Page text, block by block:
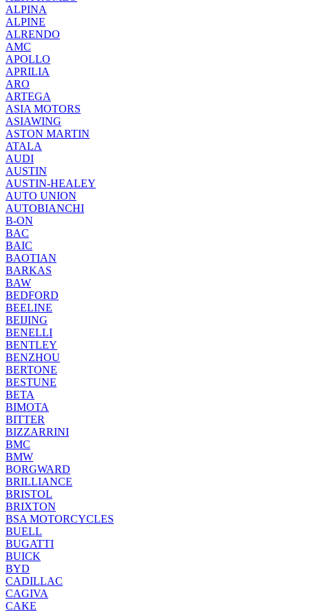
ALPINA
ALPINE
ALRENDO
AMC
APOLLO
APRILIA
ARO
ARTEGA
ASIA MOTORS
ASIAWING
ASTON MARTIN
ATALA
AUDI
AUSTIN
AUSTIN-HEALEY
AUTO UNION
AUTOBIANCHI
B-ON
BAC
BAIC
BAOTIAN
BARKAS
BAW
BEDFORD
BEELINE
BEIJING
BENELLI
BENTLEY
BENZHOU
BERTONE
BESTUNE
BETA
BIMOTA
BITTER
BIZZARRINI
BMC
BMW
BORGWARD
BRILLIANCE
BRISTOL
BRIXTON
BSA MOTORCYCLES
BUELL
BUGATTI
BUICK
BYD
CADILLAC
CAGIVA
CAKE